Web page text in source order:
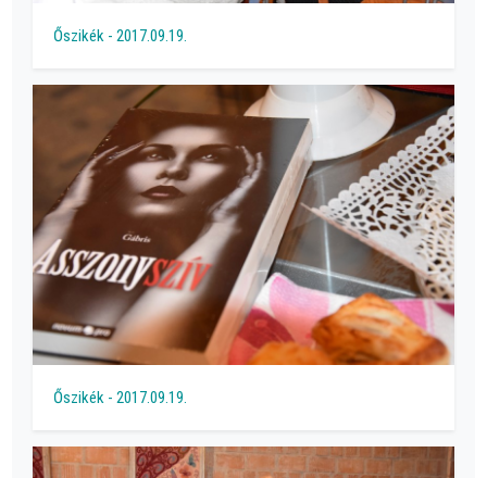
Őszikék - 2017.09.19.
Őszikék - 2017.09.19.